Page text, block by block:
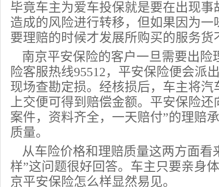
毕竟车主为爱车投保就是要在出现
造成的风险进行转移，但如果因为
要理赔的时候才发展所购买的服务
南京平安保险的客户一旦需要出险
险客服热线95512，平安保险便会派
现场查勘定损。经核损后，车主将
上交便可得到赔偿金额。平安保险还
案件，资料齐全，一天赔付”的理赔
质量。
从车险价格和理赔质量这两方面看
样”这问题很好回答。车主只要亲身
京平安保险怎么样显然易见。